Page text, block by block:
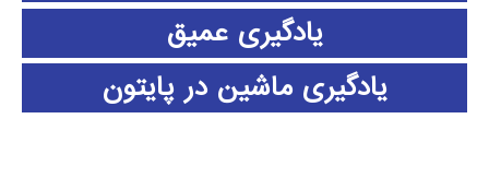
یادگیری عمیق
یادگیری ماشین در پایتون